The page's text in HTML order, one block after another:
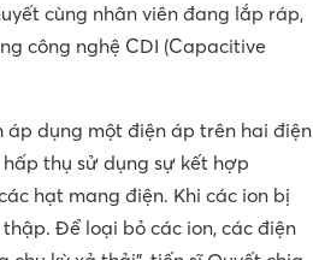
cùng nhân viên đang lắp ráp,
công nghệ CDI (Capacitive
áp dụng một điện áp trên hai điện
thụ sử dụng sự kết hợp
hạt mang điện. Khi các ion bị
Để loại bỏ các ion, các điện